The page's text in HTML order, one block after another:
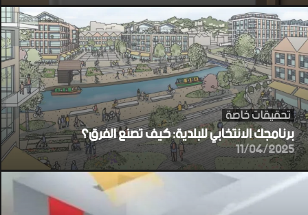
تحقيقات خاصة
برنامجك الانتخابي للبلدية: كيف تصنع الفرق؟
11/04/2025